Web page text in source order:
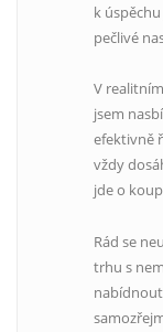
k
pečlivé
V
jsem
efektivně
vždy
jde o
Rád se
trhu s